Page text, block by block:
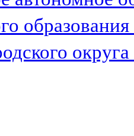
образования